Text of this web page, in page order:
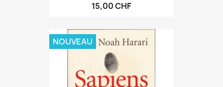
15,00 CHF
NOUVEAU